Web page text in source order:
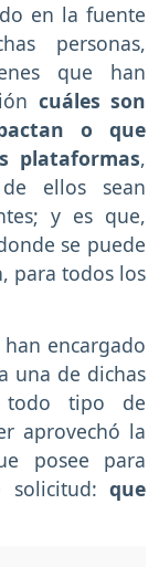
en la fuente
personas,
que han
cuáles son
o que
plataformas,
ellos sean
y es que,
se puede
para todos los
encargado
una de dichas
todo tipo de
aprovechó la
posee para
solicitud: que